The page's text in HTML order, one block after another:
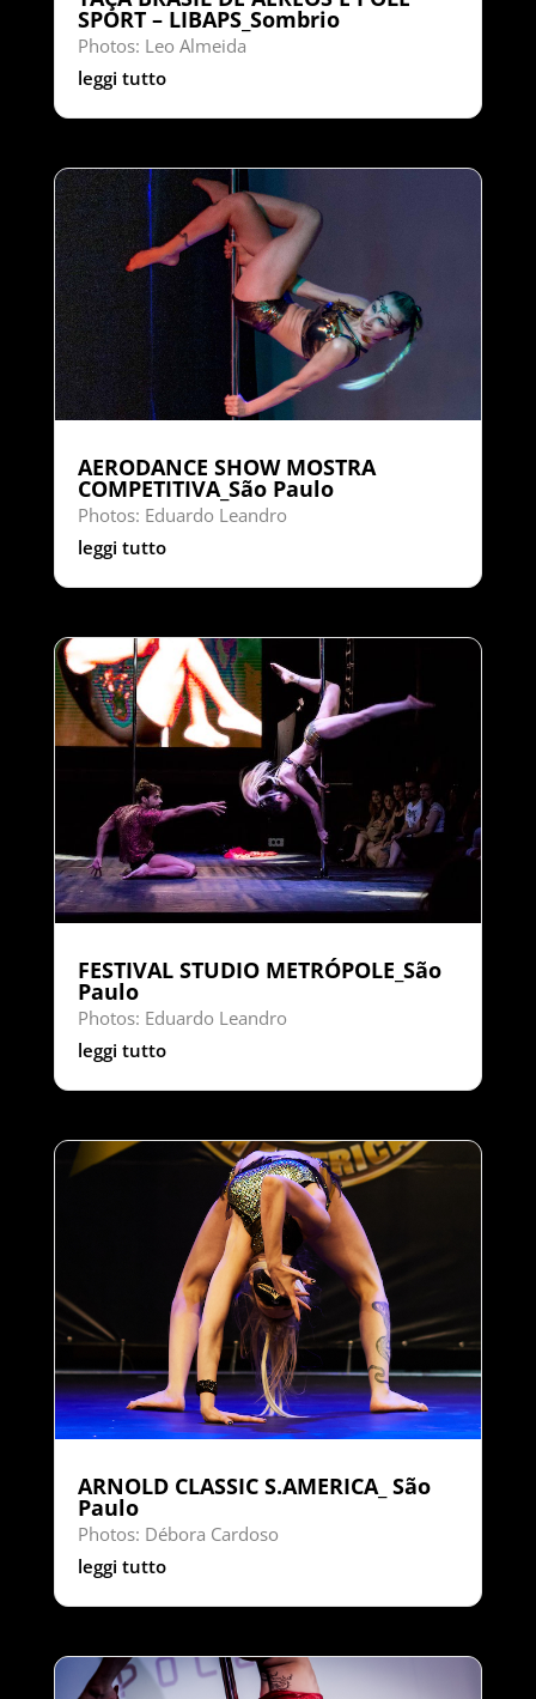
SPORT – LIBAPS_Sombrio
Photos: Leo Almeida
leggi tutto
AERODANCE SHOW MOSTRA
COMPETITIVA_São Paulo
Photos: Eduardo Leandro
leggi tutto
FESTIVAL STUDIO METRÓPOLE_São
Paulo
Photos: Eduardo Leandro
leggi tutto
ARNOLD CLASSIC S.AMERICA_ São
Paulo
Photos: Débora Cardoso
leggi tutto